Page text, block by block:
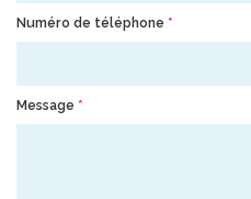
Numéro de téléphone *
Message *